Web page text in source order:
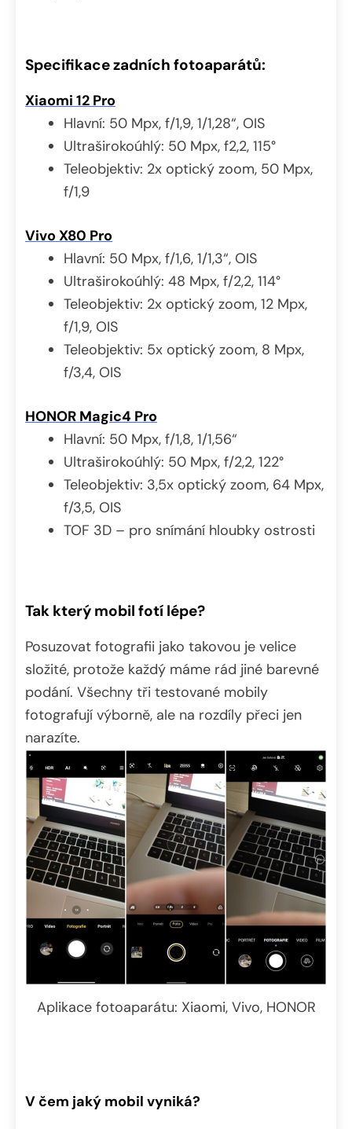
Specifikace zadních fotoaparátů:
Xiaomi 12 Pro
Hlavní: 50 Mpx, f/1,9, 1/1,28“, OIS
Ultraširokoúhlý: 50 Mpx, f2,2, 115°
Teleobjektiv: 2x optický zoom, 50 Mpx,
f/1,9
Vivo X80 Pro
Hlavní: 50 Mpx, f/1,6, 1/1,3“, OIS
Ultraširokoúhlý: 48 Mpx, f/2,2, 114°
Teleobjektiv: 2x optický zoom, 12 Mpx,
f/1,9, OIS
Teleobjektiv: 5x optický zoom, 8 Mpx,
f/3,4, OIS
HONOR Magic4 Pro
Hlavní: 50 Mpx, f/1,8, 1/1,56“
Ultraširokoúhlý: 50 Mpx, f/2,2, 122°
Teleobjektiv: 3,5x optický zoom, 64 Mpx,
f/3,5, OIS
TOF 3D – pro snímání hloubky ostrosti
Tak který mobil fotí lépe?
Posuzovat fotografii jako takovou je velice
složité, protože každý máme rád jiné barevné
podání. Všechny tři testované mobily
fotografují výborně, ale na rozdíly přeci jen
narazíte.
Aplikace fotoaparátu: Xiaomi, Vivo, HONOR
V čem jaký mobil vyniká?